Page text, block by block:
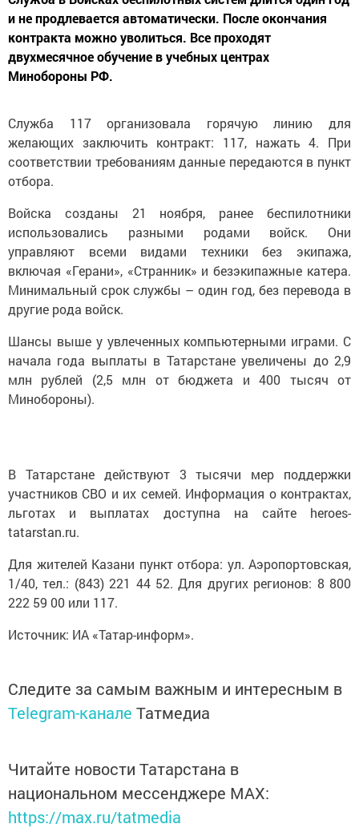
и не продлевается автоматически. После окончания
контракта можно уволиться. Все проходят
двухмесячное обучение в учебных центрах
Минобороны РФ.
Служба 117 организовала горячую линию для
желающих заключить контракт: 117, нажать 4. При
соответствии требованиям данные передаются в пункт
отбора.
Войска созданы 21 ноября, ранее беспилотники
использовались разными родами войск. Они
управляют всеми видами техники без экипажа,
включая «Герани», «Странник» и безэкипажные катера.
Минимальный срок службы – один год, без перевода в
другие рода войск.
Шансы выше у увлеченных компьютерными играми. С
начала года выплаты в Татарстане увеличены до 2,9
млн рублей (2,5 млн от бюджета и 400 тысяч от
Минобороны).
В Татарстане действуют 3 тысячи мер поддержки
участников СВО и их семей. Информация о контрактах,
льготах и выплатах доступна на сайте heroes-
tatarstan.ru.
Для жителей Казани пункт отбора: ул. Аэропортовская,
1/40, тел.: (843) 221 44 52. Для других регионов: 8 800
222 59 00 или 117.
Источник: ИА «Татар-информ».
Следите за самым важным и интересным в
Telegram-канале Татмедиа
Читайте новости Татарстана в
национальном мессенджере MАХ:
https://max.ru/tatmedia